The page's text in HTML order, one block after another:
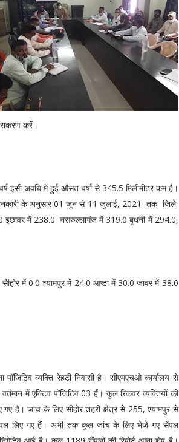
करें।
अवधि में हुई औसत वर्षा से 345.5 मिलीमीटर कम है।
जानकारी के अनुसार 01 जून से 11 जुलाई, 2021 तक जिले
इछावर में 238.0 नसरुल्लागंज में 319.0 बुधनी में 294.0,
में 0.0 श्यामपुर में 24.0 आष्टा में 30.0 जावर में 38.0
व्यक्ति रेहटी निवासी है। सीएमएचओ कार्यालय से
में एक्टिव पॉजिटिव 03 हैं। कुल रिकवर व्यक्तियों की
है। जांच के लिए सीहोर शहरी क्षेत्र से 255, श्यामपुर से
लिए गए हैं। अभी तक कुल जांच के लिए भेजे गए सेंपल